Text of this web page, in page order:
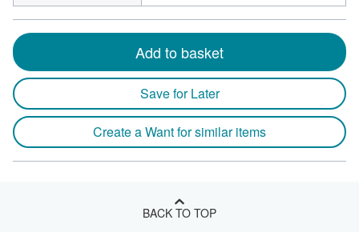
Add to basket
Save for Later
Create a Want for similar items
BACK TO TOP